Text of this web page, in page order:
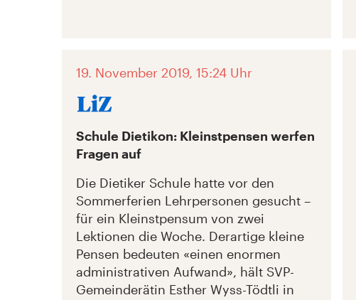
19. November 2019, 15:24 Uhr
Schule Dietikon: Kleinstpensen werfen
Fragen auf
Die Dietiker Schule hatte vor den
Sommerferien Lehrpersonen gesucht –
für ein Kleinstpensum von zwei
Lektionen die Woche. Derartige kleine
Pensen bedeuten «einen enormen
administrativen Aufwand», hält SVP-
Gemeinderätin Esther Wyss-Tödtli in